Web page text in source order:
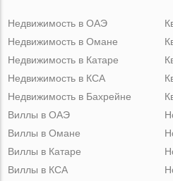
Недвижимость в ОАЭ
Недвижимость в Омане
Недвижимость в Катаре
Недвижимость в КСА
Недвижимость в Бахрейне
Виллы в ОАЭ
Виллы в Омане
Виллы в Катаре
Виллы в КСА